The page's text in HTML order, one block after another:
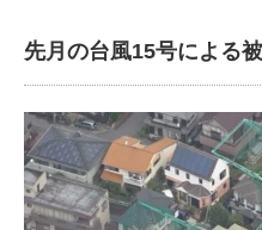
先月の台風15号による